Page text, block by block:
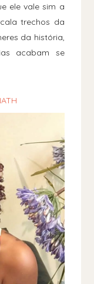
ele vale sim a
trechos da
da história,
acabam se